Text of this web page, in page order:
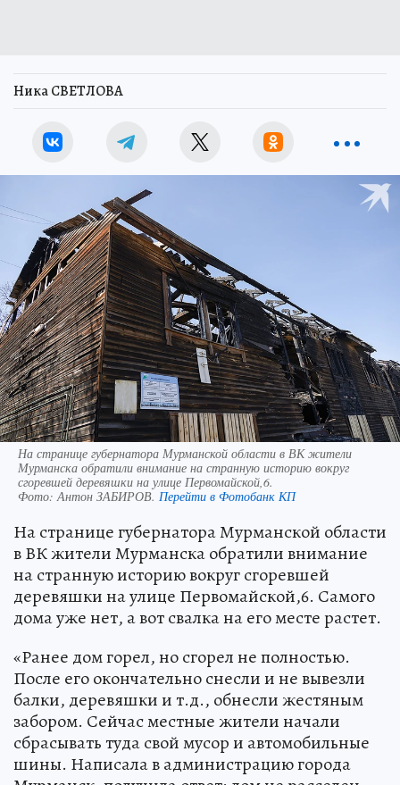
Ника СВЕТЛОВА
На странице губернатора Мурманской области в ВК жители
Мурманска обратили внимание на странную историю вокруг
сгоревшей деревяшки на улице Первомайской,6.
Фото:Антон ЗАБИРОВ. Перейти в Фотобанк КП
На странице губернатора Мурманской области
в ВК жители Мурманска обратили внимание
на странную историю вокруг сгоревшей
деревяшки на улице Первомайской,6. Самого
дома уже нет, а вот свалка на его месте растет.
«Ранее дом горел, но сгорел не полностью.
После его окончательно снесли и не вывезли
балки, деревяшки и т.д., обнесли жестяным
забором. Сейчас местные жители начали
сбрасывать туда свой мусор и автомобильные
шины. Написала в администрацию города